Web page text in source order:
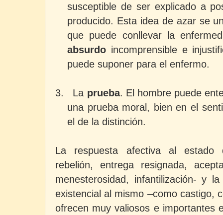
susceptible de ser explicado a
producido. Esta idea de azar se
que puede conllevar la
absurdo incomprensible e
puede suponer para el enfermo.
3. La prueba. El hombre puede
una prueba moral, bien en el
el de la distinción.
La respuesta afectiva al estado
rebelión, entrega resignada,
menesterosidad, infantilización- y
existencial al mismo –como castigo,
ofrecen muy valiosos e importantes